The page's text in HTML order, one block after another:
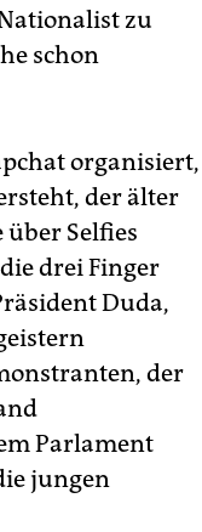
zu
schon
organisiert,
der älter
Selfies
drei Finger
Duda,
der
Parlament
jungen